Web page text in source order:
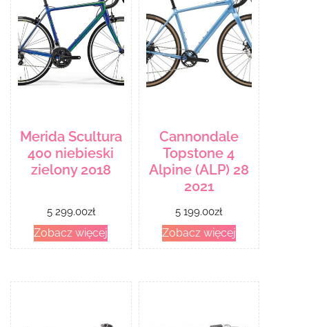
Merida Scultura
400 niebieski
zielony 2018
5 299.00zł
Zobacz więcej
Cannondale
Topstone 4
Alpine (ALP) 28
2021
5 199.00zł
Zobacz więcej